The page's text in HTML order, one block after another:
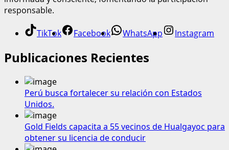
responsable.
TikTok Facebook WhatsApp Instagram
Publicaciones Recientes
Perú busca fortalecer su relación con Estados
Unidos.
Gold Fields capacita a 55 vecinos de Hualgayoc para
obtener su licencia de conducir